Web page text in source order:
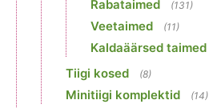
Rabataimed (131)
Veetaimed (11)
Kaldaäärsed taimed
Tiigi kosed (8)
Minitiigi komplektid (14)